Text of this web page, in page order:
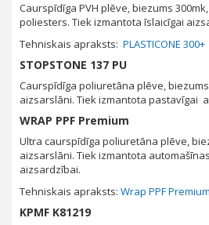
Caurspīdīga PVH plēve, biezums
poliesters. Tiek izmantota īslaicīgai
Tehniskais apraksts: PLASTICONE 300+
STOPSTONE 137 PU
Caurspīdīga poliuretāna plēve, biezums
aizsarslāni. Tiek izmantota pastavīgai
WRAP PPF Premium
Ultra caurspīdīga poliuretāna plēve,
aizsarslāni. Tiek izmantota
aizsardzībai.
Tehniskais apraksts: Wrap PPF Premium
KPMF K81219